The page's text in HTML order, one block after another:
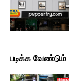
படிக்க வேண்டும்